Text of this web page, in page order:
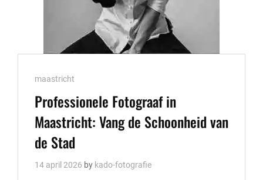
Cat
Links
maastricht
Professionele Fotograaf in
Maastricht: Vang de Schoonheid van
de Stad
14 april 2026 by kado-fotografie